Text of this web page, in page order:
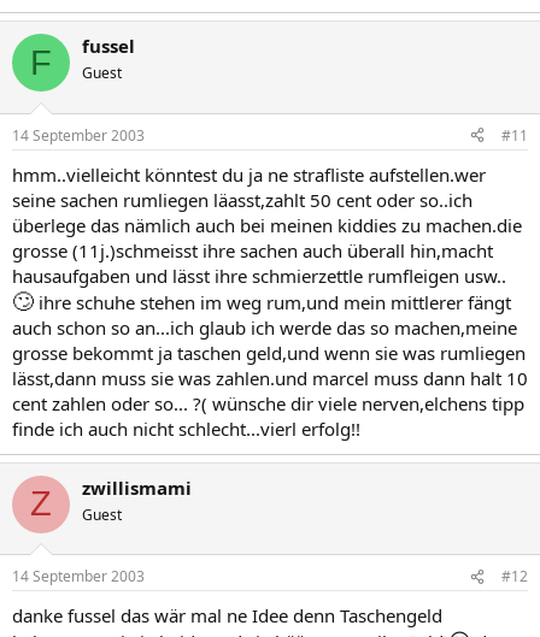
F fussel
Guest
14 September 2003 #11
hmm..vielleicht könntest du ja ne strafliste aufstellen.wer
seine sachen rumliegen läasst,zahlt 50 cent oder so..ich
überlege das nämlich auch bei meinen kiddies zu machen.die
grosse (11j.)schmeisst ihre sachen auch überall hin,macht
hausaufgaben und lässt ihre schmierzettle rumfleigen usw..
🙄 ihre schuhe stehen im weg rum,und mein mittlerer fängt
auch schon so an...ich glaub ich werde das so machen,meine
grosse bekommt ja taschen geld,und wenn sie was rumliegen
lässt,dann muss sie was zahlen.und marcel muss dann halt 10
cent zahlen oder so... ?( wünsche dir viele nerven,elchens tipp
finde ich auch nicht schlecht...vierl erfolg!!
Z zwillismami
Guest
14 September 2003 #12
danke fussel das wär mal ne Idee denn Taschengeld